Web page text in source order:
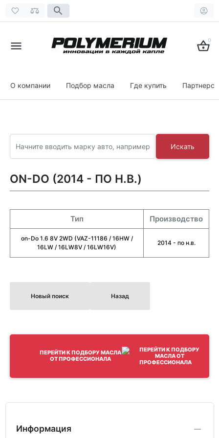
0
О компании Подбор масла Где купить
Искать
ON-DO (2014 - ПО Н.В.)
Тип Производство
on-Do 1.6 8V 2WD (VAZ-11186 / 16HW /
16LW / 16LW8V / 16LW16V)
2014 - по н.в.
Новый поиск Назад
ПЕРЕЙТИ К ПОДБОРУ МАСЛА
ОТ ПРОФЕССИОНАЛА
Информация